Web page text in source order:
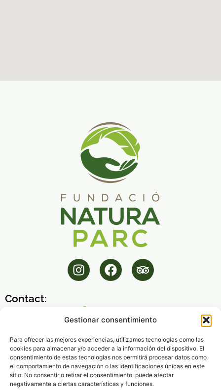
Gestionar consentimiento
Para ofrecer las mejores experiencias, utilizamos tecnologías como las
cookies para almacenar y/o acceder a la información del dispositivo. El
consentimiento de estas tecnologías nos permitirá procesar datos como
el comportamiento de navegación o las identificaciones únicas en este
sitio. No consentir o retirar el consentimiento, puede afectar
negativamente a ciertas características y funciones.
Contact:
Opening Hours:
Lunes a Viernes
8:00h – 16:00h